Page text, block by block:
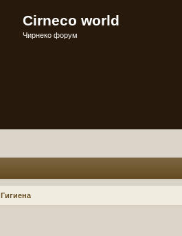
Cirneco world
Чирнеко форум
Гигиена